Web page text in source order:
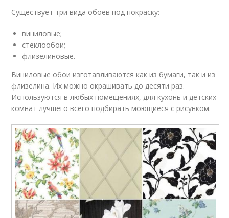
Существует три вида обоев под покраску:
виниловые;
стеклообои;
флизелиновые.
Виниловые обои изготавливаются как из бумаги, так и из
флизелина. Их можно окрашивать до десяти раз.
Используются в любых помещениях, для кухонь и детских
комнат лучшего всего подбирать моющиеся с рисунком.